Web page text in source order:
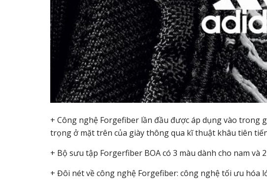
+ Công nghệ Forgefiber lần đầu được áp dụng vào trong
trọng ở mặt trên của giày thông qua kĩ thuật khâu tiên
+ Bộ sưu tập Forgerfiber BOA có 3 màu dành cho nam và
+ Đôi nét về công nghệ Forgefiber: công nghệ tối ưu hóa